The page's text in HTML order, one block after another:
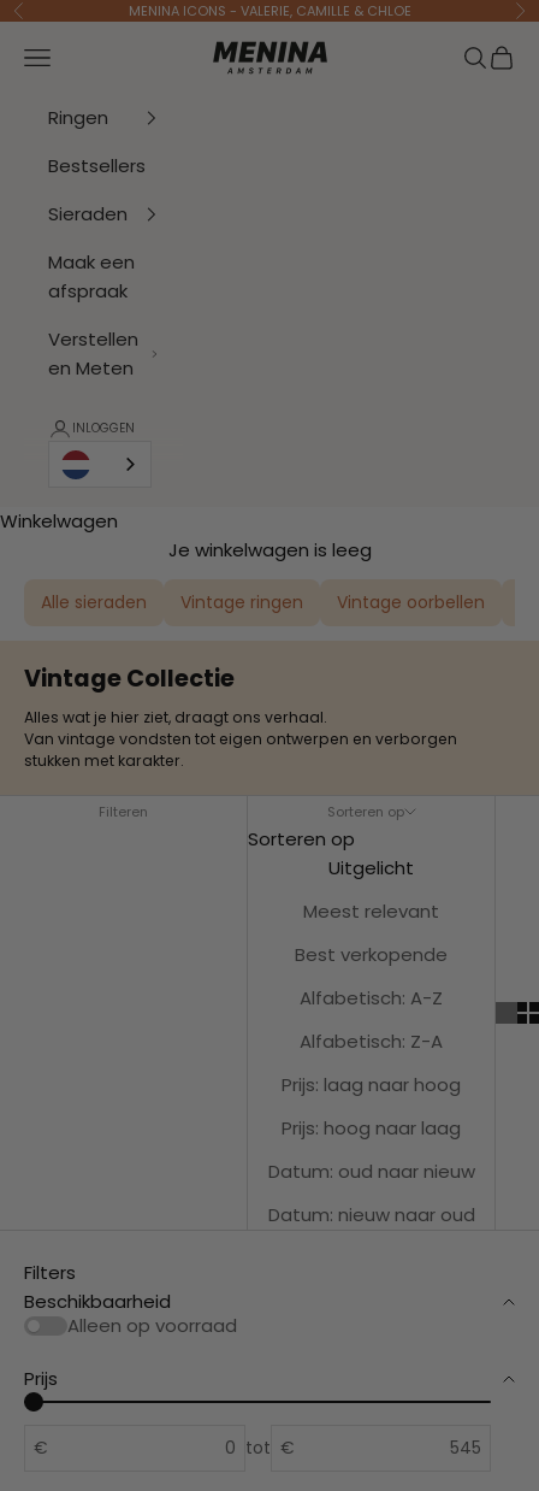
Naar inhoud
Vorige MENINA ICONS - VALERIE, CAMILLE & CHLOE
Menina Amsterdam
Navigatiemenu openen Zoeken
Ringen
Bestsellers
Sieraden
Maak een
afspraak
Verstellen
en Meten
INLOGGEN
Winkelwagen
Je winkelwagen is leeg
Alle sieraden Vintage ringen Vintage oorbellen
Vintage Collectie
Alles wat je hier ziet, draagt ons verhaal.
Van vintage vondsten tot eigen ontwerpen en verborgen
stukken met karakter.
Filteren Sorteren op
Sorteren op
Uitgelicht
Meest relevant
Best verkopende
Alfabetisch: A-Z
Alfabetisch: Z-A
Prijs: laag naar hoog
Prijs: hoog naar laag
Datum: oud naar nieuw
Datum: nieuw naar oud
Filters
Beschikbaarheid
Alleen op voorraad
Prijs
€ tot €